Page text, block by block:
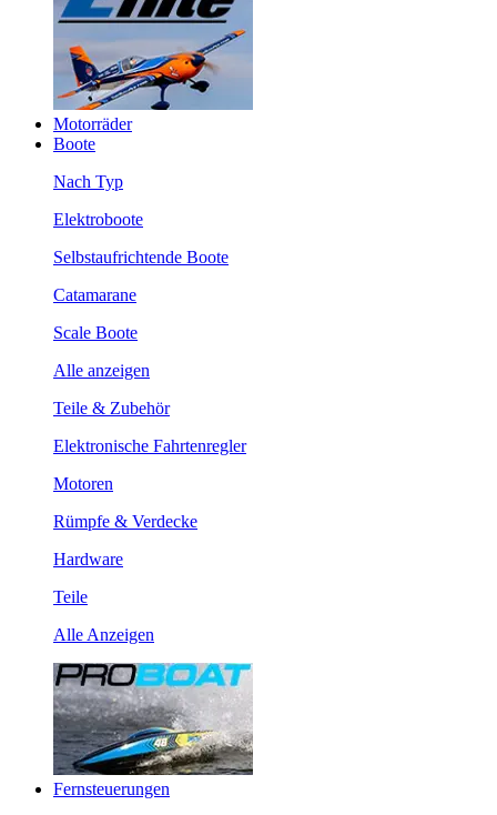
Motorräder
Boote
Nach Typ
Elektroboote
Selbstaufrichtende Boote
Catamarane
Scale Boote
Alle anzeigen
Teile & Zubehör
Elektronische Fahrtenregler
Motoren
Rümpfe & Verdecke
Hardware
Teile
Alle Anzeigen
Fernsteuerungen